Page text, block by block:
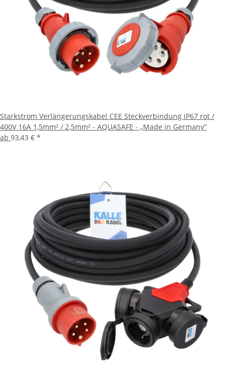
Starkstrom Verlängerungskabel CEE Steckverbindung IP67 rot /
400V 16A 1,5mm² / 2,5mm² - AQUASAFE - „Made in Germany“
ab 93,43 € *